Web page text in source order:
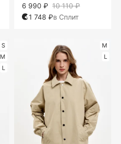
10 110 ₽
6 990 ₽
1 748 ₽в Сплит
S
M
L
M
L